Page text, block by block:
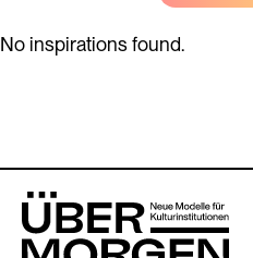
No inspirations found.